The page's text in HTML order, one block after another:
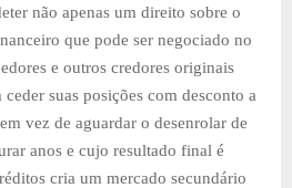
não apenas um direito sobre o
que pode ser negociado no
e outros credores originais
suas posições com desconto a
vez de aguardar o desenrolar de
anos e cujo resultado final é
cria um mercado secundário